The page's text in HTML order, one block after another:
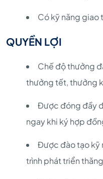
Có kỹ năng giao
QUYỀN LỢI
Chế độ thưởng
thưởng tết, thưởng
Được đóng đầy
ngay khi ký hợp
Được đào tạo kỹ
trình phát triển